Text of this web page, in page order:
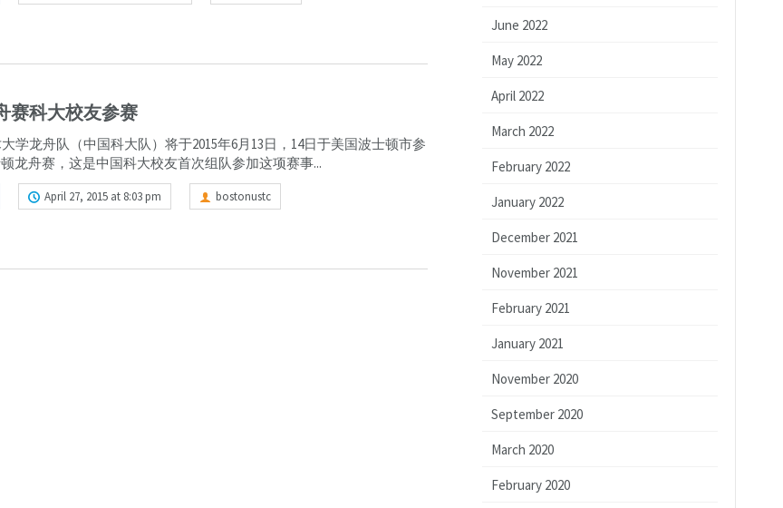
赛科大校友参赛
学龙舟队（中国科大队）将于2015年6月13日，14日于美国波士顿市参
龙舟赛，这是中国科大校友首次组队参加这项赛事...
April 27, 2015 at 8:03 pm bostonustc
June 2022
May 2022
April 2022
March 2022
February 2022
January 2022
December 2021
November 2021
February 2021
January 2021
November 2020
September 2020
March 2020
February 2020